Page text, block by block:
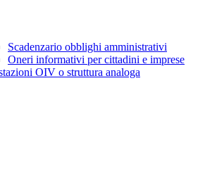
Scadenzario obblighi amministrativi
Oneri informativi per cittadini e imprese
OIV o struttura analoga